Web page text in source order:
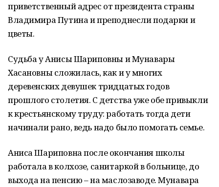
приветственный адрес от президента страны
Владимира Путина и преподнесли подарки и
цветы.
Судьба у Анисы Шариповны и Мунавары
Хасановны сложилась, как и у многих
деревенских девушек тридцатых годов
прошлого столетия. С детства уже обе привыкли
к крестьянскому труду: работать тогда дети
начинали рано, ведь надо было помогать семье.
Аниса Шариповна после окончания школы
работала в колхозе, санитаркой в больнице, до
выхода на пенсию – на маслозаводе. Мунавара